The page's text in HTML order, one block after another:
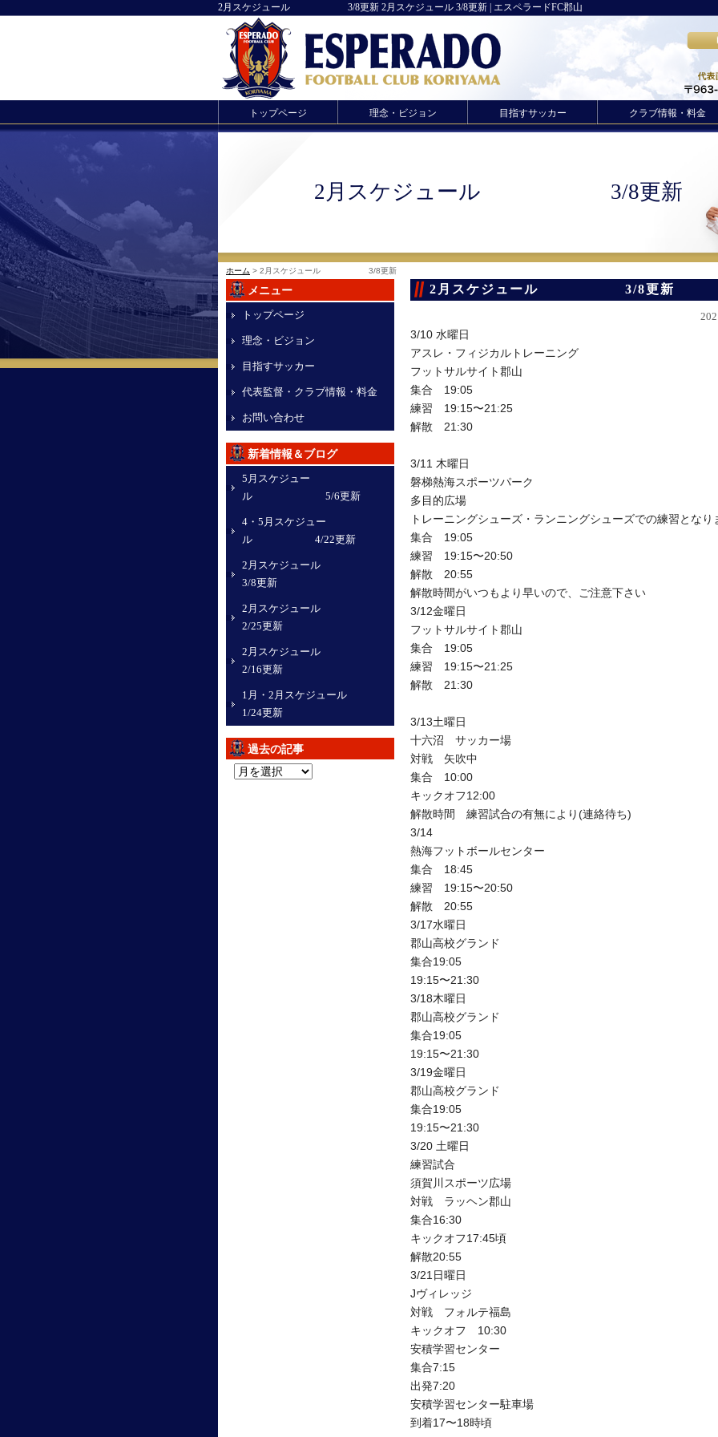
2月スケジュール 3/8更新 2月スケジュール 3/8更新 | エスペラードFC郡山
トップページ 理念・ビジョン 目指すサッカー クラブ情報・料金
2月スケジュール 3/8更新
ホーム > 2月スケジュール 3/8更新
2月スケジュール 3/8更新
3/10 水曜日
アスレ・フィジカルトレーニング
フットサルサイト郡山
集合 19:05
練習 19:15〜21:25
解散 21:30
3/11 木曜日
磐梯熱海スポーツパーク
多目的広場
トレーニングシューズ・ランニングシューズでの練習となり
集合 19:05
練習 19:15〜20:50
解散 20:55
解散時間がいつもより早いので、ご注意下さい
3/12金曜日
フットサルサイト郡山
集合 19:05
練習 19:15〜21:25
解散 21:30
3/13土曜日
十六沼 サッカー場
対戦 矢吹中
集合 10:00
キックオフ12:00
解散時間 練習試合の有無により(連絡待ち)
3/14
熱海フットボールセンター
集合 18:45
練習 19:15〜20:50
解散 20:55
3/17水曜日
郡山高校グランド
集合19:05
19:15〜21:30
3/18木曜日
郡山高校グランド
集合19:05
19:15〜21:30
3/19金曜日
郡山高校グランド
集合19:05
19:15〜21:30
3/20 土曜日
練習試合
須賀川スポーツ広場
対戦 ラッヘン郡山
集合16:30
キックオフ17:45頃
解散20:55
3/21日曜日
Jヴィレッジ
対戦 フォルテ福島
キックオフ 10:30
安積学習センター
集合7:15
出発7:20
安積学習センター駐車場
到着17〜18時頃
メニュー
トップページ
理念・ビジョン
目指すサッカー
代表監督・クラブ情報・料金
お問い合わせ
新着情報＆ブログ
5月スケジュー
ル 5/6更新
4・5月スケジュー
ル 4/22更新
2月スケジュール
3/8更新
2月スケジュール
2/25更新
2月スケジュール
2/16更新
1月・2月スケジュール
1/24更新
過去の記事